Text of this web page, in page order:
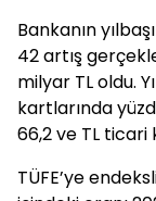
Bankanın
42 artış
milyar TL oldu.
kartlarında
66,2 ve TL ticari
TÜFE’ye